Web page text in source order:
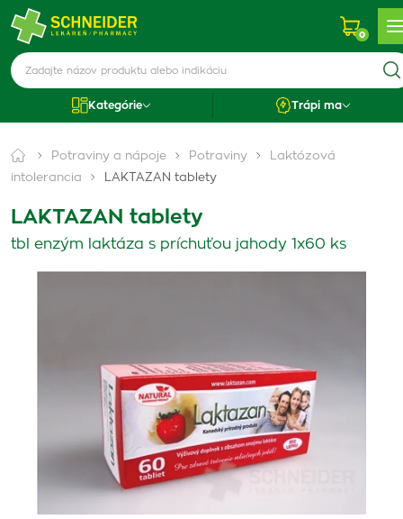
0
Kategórie Trápi ma
Potraviny a nápoje Potraviny
Laktózová
intolerancia
LAKTAZAN tablety
LAKTAZAN tablety
tbl enzým laktáza s príchuťou jahody 1x60 ks